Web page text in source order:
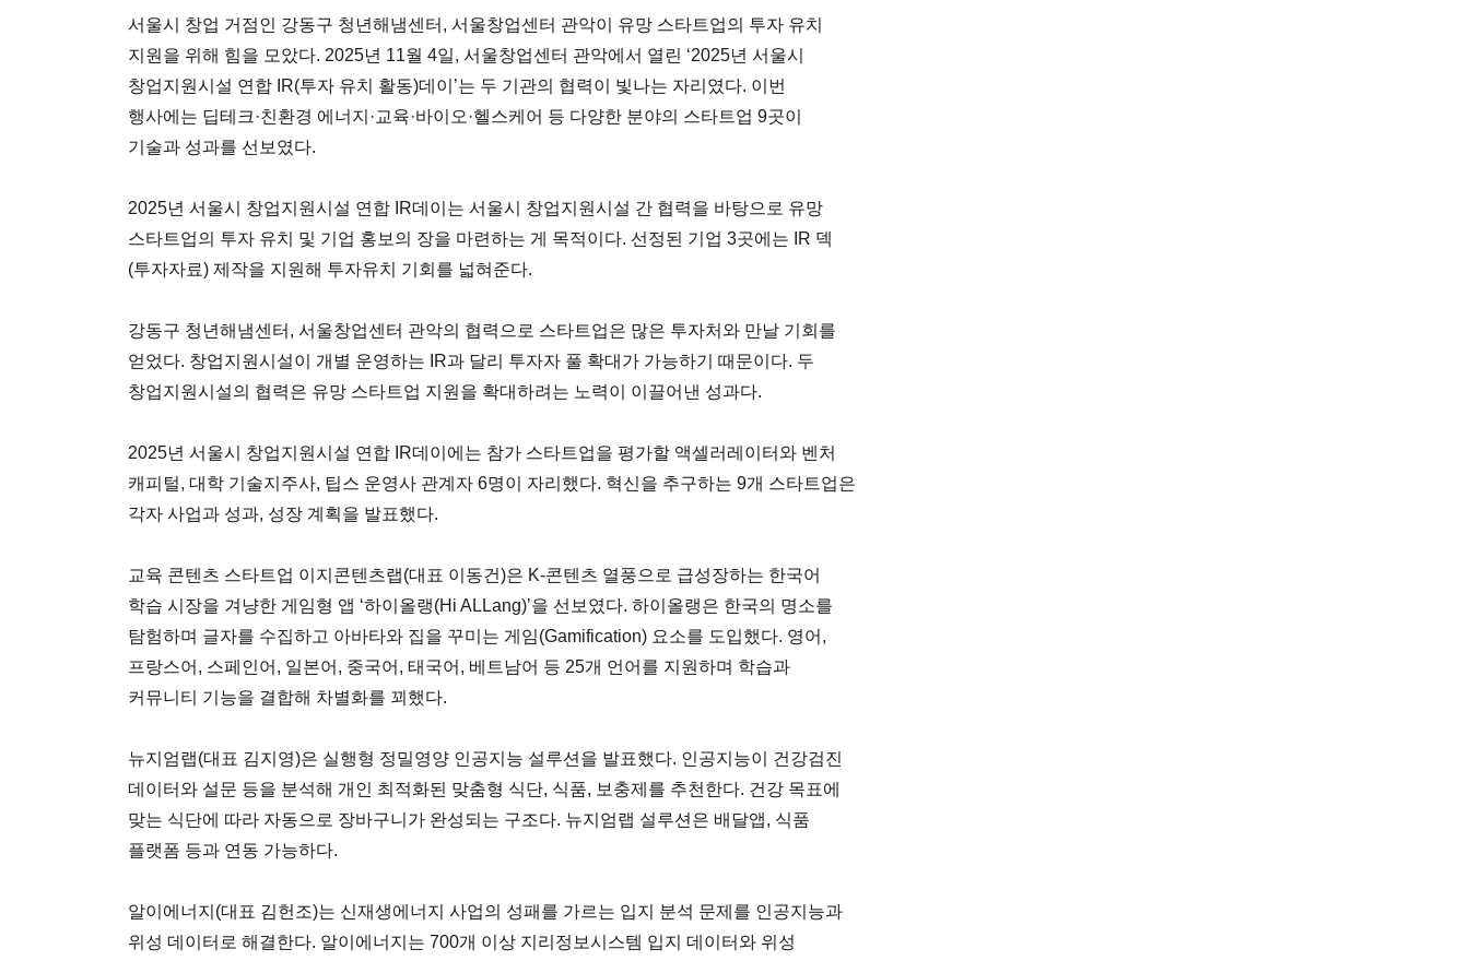
서울시 창업 거점인 강동구 청년해냄센터, 서울창업센터 관악이 유망 스타트업의 투자 유치
지원을 위해 힘을 모았다. 2025년 11월 4일, 서울창업센터 관악에서 열린 ‘2025년 서울시
창업지원시설 연합 IR(투자 유치 활동)데이’는 두 기관의 협력이 빛나는 자리였다. 이번
행사에는 딥테크·친환경 에너지·교육·바이오·헬스케어 등 다양한 분야의 스타트업 9곳이
기술과 성과를 선보였다.
2025년 서울시 창업지원시설 연합 IR데이는 서울시 창업지원시설 간 협력을 바탕으로 유망
스타트업의 투자 유치 및 기업 홍보의 장을 마련하는 게 목적이다. 선정된 기업 3곳에는 IR 덱
(투자자료) 제작을 지원해 투자유치 기회를 넓혀준다.
강동구 청년해냄센터, 서울창업센터 관악의 협력으로 스타트업은 많은 투자처와 만날 기회를
얻었다. 창업지원시설이 개별 운영하는 IR과 달리 투자자 풀 확대가 가능하기 때문이다. 두
창업지원시설의 협력은 유망 스타트업 지원을 확대하려는 노력이 이끌어낸 성과다.
2025년 서울시 창업지원시설 연합 IR데이에는 참가 스타트업을 평가할 액셀러레이터와 벤처
캐피털, 대학 기술지주사, 팁스 운영사 관계자 6명이 자리했다. 혁신을 추구하는 9개 스타트업은
각자 사업과 성과, 성장 계획을 발표했다.
교육 콘텐츠 스타트업 이지콘텐츠랩(대표 이동건)은 K-콘텐츠 열풍으로 급성장하는 한국어
학습 시장을 겨냥한 게임형 앱 ‘하이올랭(Hi ALLang)’을 선보였다. 하이올랭은 한국의 명소를
탐험하며 글자를 수집하고 아바타와 집을 꾸미는 게임(Gamification) 요소를 도입했다. 영어,
프랑스어, 스페인어, 일본어, 중국어, 태국어, 베트남어 등 25개 언어를 지원하며 학습과
커뮤니티 기능을 결합해 차별화를 꾀했다.
뉴지엄랩(대표 김지영)은 실행형 정밀영양 인공지능 설루션을 발표했다. 인공지능이 건강검진
데이터와 설문 등을 분석해 개인 최적화된 맞춤형 식단, 식품, 보충제를 추천한다. 건강 목표에
맞는 식단에 따라 자동으로 장바구니가 완성되는 구조다. 뉴지엄랩 설루션은 배달앱, 식품
플랫폼 등과 연동 가능하다.
알이에너지(대표 김헌조)는 신재생에너지 사업의 성패를 가르는 입지 분석 문제를 인공지능과
위성 데이터로 해결한다. 알이에너지는 700개 이상 지리정보시스템 입지 데이터와 위성